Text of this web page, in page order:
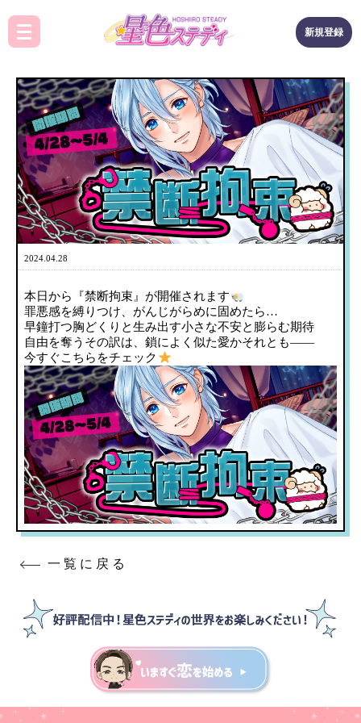
新規登録
2024.04.28
本日から『禁断拘束』が開催されます
罪悪感を縛りつけ、がんじがらめに固めたら…
早鐘打つ胸どくりと生み出す小さな不安と膨らむ期待
自由を奪うその訳は、鎖によく似た愛かそれとも——
今すぐこちらをチェック
一覧に戻る